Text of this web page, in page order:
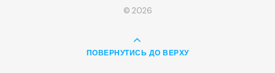
© 2026
ПОВЕРНУТИСЬ ДО ВЕРХУ